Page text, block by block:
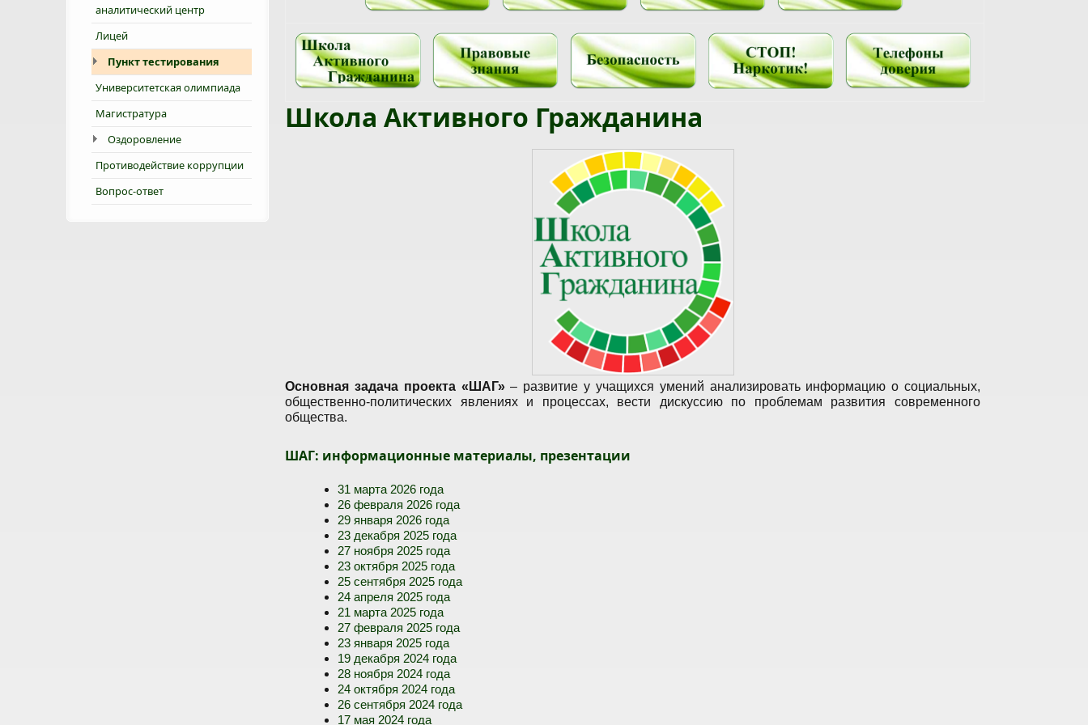
аналитический центр
Лицей
Пункт тестирования
Университетская олимпиада
Магистратура
Оздоровление
Противодействие коррупции
Вопрос-ответ
Школа Активного Гражданина
Основная задача проекта «ШАГ»– развитие у учащихся умений анализировать информацию о социальных,
общественно-политических явлениях и процессах, вести дискуссию по проблемам развития современного
общества.
ШАГ: информационные материалы, презентации
31 марта 2026 года
26 февраля 2026 года
29 января 2026 года
23 декабря 2025 года
27 ноября 2025 года
23 октября 2025 года
25 сентября 2025 года
24 апреля 2025 года
21 марта 2025 года
27 февраля 2025 года
23 января 2025 года
19 декабря 2024 года
28 ноября 2024 года
24 октября 2024 года
26 сентября 2024 года
17 мая 2024 года